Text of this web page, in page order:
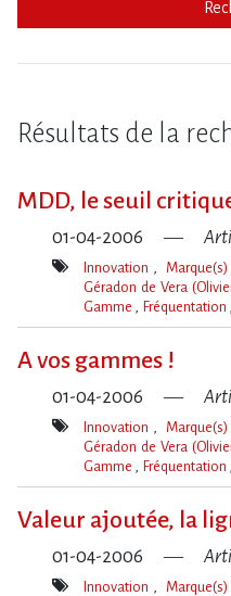
Résultats de la
MDD, le seuil
01-04-2006
Mot(s)-
Innovation Marque(s)
Géradon de Vera
Gamme
Fréquentation
A vos gammes !
01-04-2006
Mot(s)-
Innovation Marque(s)
Géradon de Vera
Gamme
Fréquentation
Valeur ajoutée, la
01-04-2006
Innovation Marque(s)